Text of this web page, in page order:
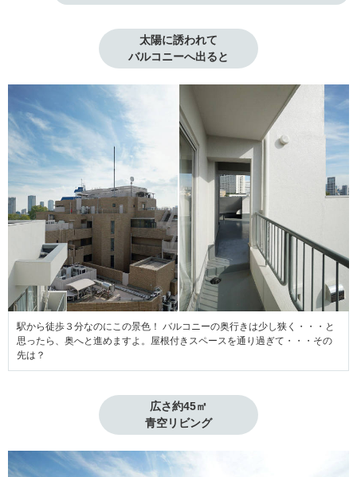
太陽に誘われて
バルコニーへ出ると
駅から徒歩３分なのにこの景色！ バルコニーの奥行きは少し狭く・・・と
思ったら、奥へと進めますよ。屋根付きスペースを通り過ぎて・・・その
先は？
広さ約45㎡
青空リビング